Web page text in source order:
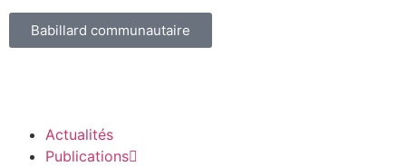
Babillard communautaire
Actualités
Publications